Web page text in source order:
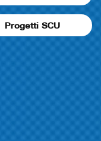
Progetti SCU